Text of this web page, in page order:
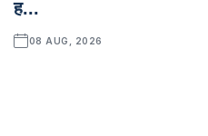
ह...
08 AUG, 2026